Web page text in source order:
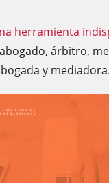
herramienta
árbitro,
y mediadora.